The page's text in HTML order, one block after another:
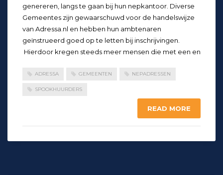
genereren, langs te gaan bij hun nepkantoor. Diverse
Gemeentes zijn gewaarschuwd voor de handelswijze
van Adressa.nl en hebben hun ambtenaren
geïnstrueerd goed op te letten bij inschrijvingen.
Hierdoor kregen steeds meer mensen die met een en
ADRESSA GEMEENTEN NEPADRESSEN
SPOOKHUURDERS
READ MORE